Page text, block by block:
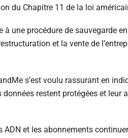
du Chapitre 11 de la loi
à une procédure de sauvegarde
et la vente de
s’est voulu rassurant en
restent protégées et leur
ADN et les abonnements